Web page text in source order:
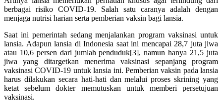
berbagai risiko COVID-19. Salah satu caranya adalah dengan
menjaga nutrisi harian serta pemberian vaksin bagi lansia.
Saat ini pemerintah sedang menjalankan program vaksinasi untuk
lansia. Adapun lansia di Indonesia saat ini mencapai 28,7 juta jiwa
atau 10,6 persen dari jumlah penduduk[3], namun hanya 21,5 juta
jiwa yang ditargetkan menerima vaksinasi sepanjang program
vaksinasi COVID-19 untuk lansia ini. Pemberian vaksin pada lansia
harus dilakukan secara hati-hati dan melalui proses skrining yang
ketat sebelum dokter memutuskan untuk memberi persetujuan
vaksinasi.